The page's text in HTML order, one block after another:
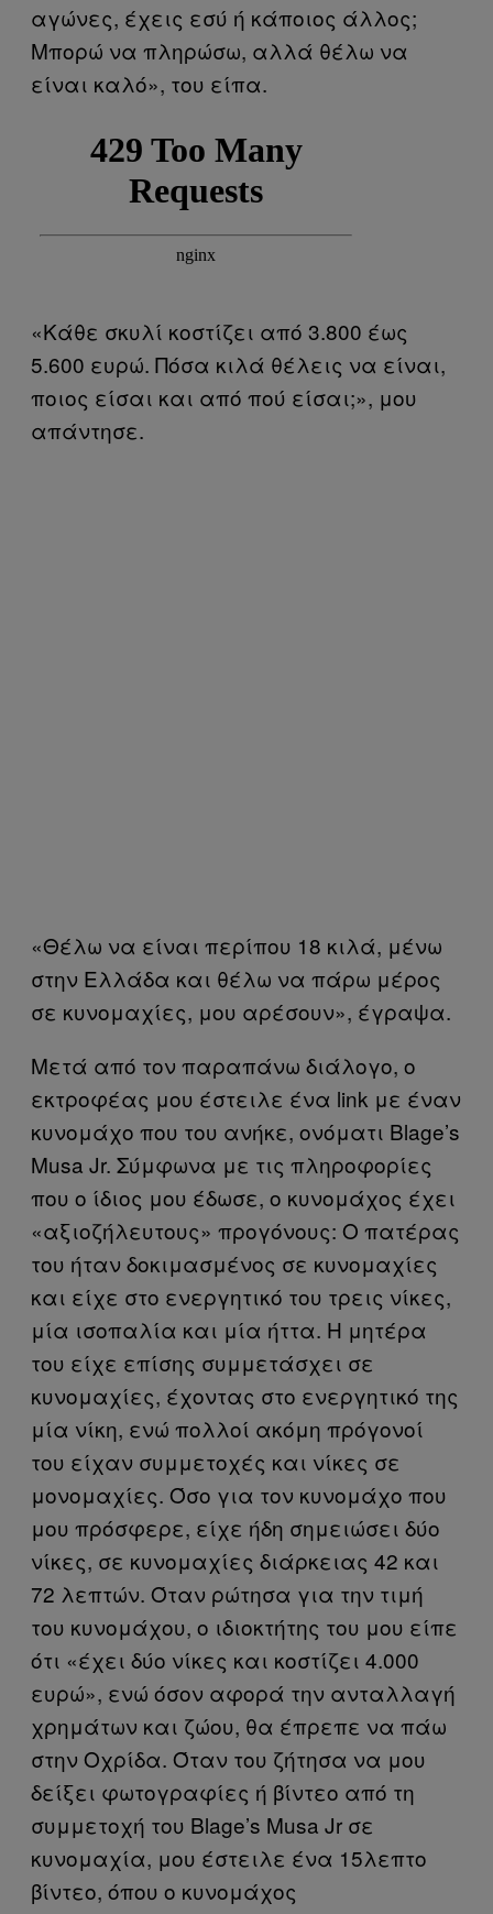
αγώνες, έχεις εσύ ή κάποιος άλλος;
Μπορώ να πληρώσω, αλλά θέλω να
είναι καλό», του είπα.
«Κάθε σκυλί κοστίζει από 3.800 έως
5.600 ευρώ. Πόσα κιλά θέλεις να είναι,
ποιος είσαι και από πού είσαι;», μου
απάντησε.
«Θέλω να είναι περίπου 18 κιλά, μένω
στην Ελλάδα και θέλω να πάρω μέρος
σε κυνομαχίες, μου αρέσουν», έγραψα.
Μετά από τον παραπάνω διάλογο, ο
εκτροφέας μου έστειλε ένα link με έναν
κυνομάχο που του ανήκε, ονόματι Blage’s
Musa Jr. Σύμφωνα με τις πληροφορίες
που ο ίδιος μου έδωσε, ο κυνομάχος έχει
«αξιοζήλευτους» προγόνους: Ο πατέρας
του ήταν δοκιμασμένος σε κυνομαχίες
και είχε στο ενεργητικό του τρεις νίκες,
μία ισοπαλία και μία ήττα. Η μητέρα
του είχε επίσης συμμετάσχει σε
κυνομαχίες, έχοντας στο ενεργητικό της
μία νίκη, ενώ πολλοί ακόμη πρόγονοί
του είχαν συμμετοχές και νίκες σε
μονομαχίες. Όσο για τον κυνομάχο που
μου πρόσφερε, είχε ήδη σημειώσει δύο
νίκες, σε κυνομαχίες διάρκειας 42 και
72 λεπτών. Όταν ρώτησα για την τιμή
του κυνομάχου, ο ιδιοκτήτης του μου είπε
ότι «έχει δύο νίκες και κοστίζει 4.000
ευρώ», ενώ όσον αφορά την ανταλλαγή
χρημάτων και ζώου, θα έπρεπε να πάω
στην Οχρίδα. Όταν του ζήτησα να μου
δείξει φωτογραφίες ή βίντεο από τη
συμμετοχή του Blage’s Musa Jr σε
κυνομαχία, μου έστειλε ένα 15λεπτο
βίντεο, όπου ο κυνομάχος